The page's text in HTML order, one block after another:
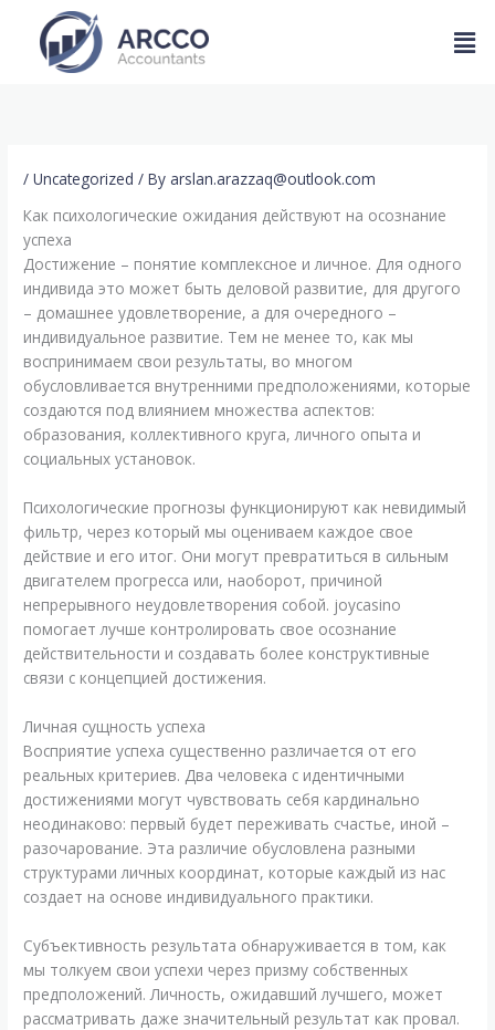
content
/Uncategorized / Byarslan.arazzaq@outlook.com
Как психологические ожидания действуют на осознание
успеха
Достижение – понятие комплексное и личное. Для одного
индивида это может быть деловой развитие, для другого
– домашнее удовлетворение, а для очередного –
индивидуальное развитие. Тем не менее то, как мы
воспринимаем свои результаты, во многом
обусловливается внутренними предположениями, которые
создаются под влиянием множества аспектов:
образования, коллективного круга, личного опыта и
социальных установок.
Психологические прогнозы функционируют как невидимый
фильтр, через который мы оцениваем каждое свое
действие и его итог. Они могут превратиться в сильным
двигателем прогресса или, наоборот, причиной
непрерывного неудовлетворения собой. joycasino
помогает лучше контролировать свое осознание
действительности и создавать более конструктивные
связи с концепцией достижения.
Личная сущность успеха
Восприятие успеха существенно различается от его
реальных критериев. Два человека с идентичными
достижениями могут чувствовать себя кардинально
неодинаково: первый будет переживать счастье, иной –
разочарование. Эта различие обусловлена разными
структурами личных координат, которые каждый из нас
создает на основе индивидуального практики.
Субъективность результата обнаруживается в том, как
мы толкуем свои успехи через призму собственных
предположений. Личность, ожидавший лучшего, может
рассматривать даже значительный результат как провал.